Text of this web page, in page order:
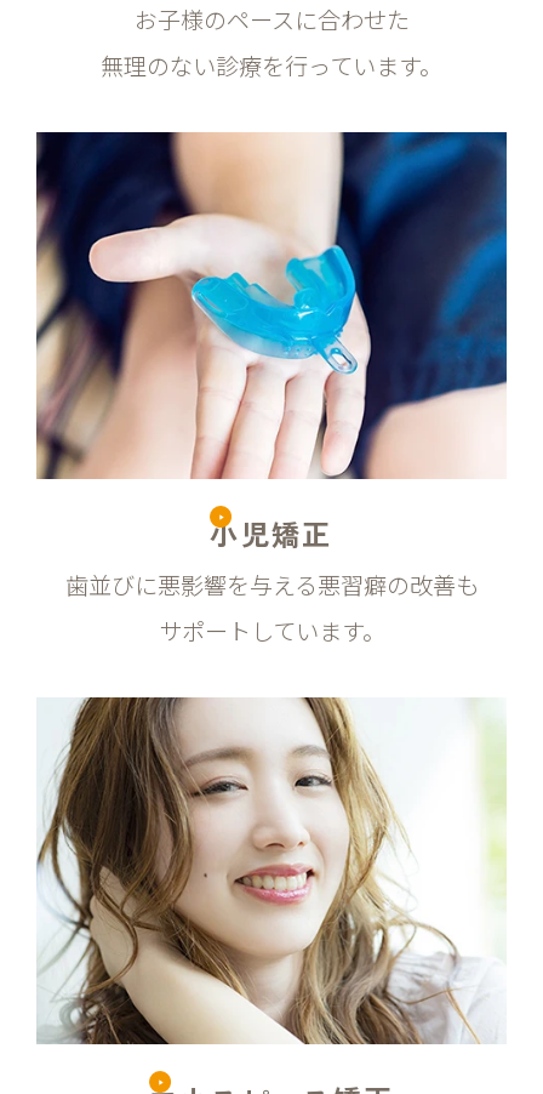
お子様のペースに合わせた
無理のない診療を行っています。
小児矯正
歯並びに悪影響を与える悪習癖の改善も
サポートしています。